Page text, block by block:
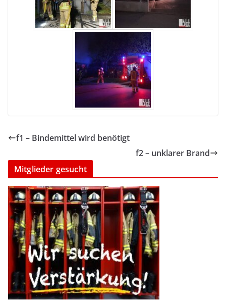
f1 – Bindemittel wird benötigt
f2 – unklarer Brand
Mitglieder gesucht